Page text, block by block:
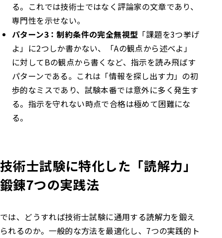
る。これでは技術士ではなく評論家の文章であり、
専門性を示せない。
パターン3：制約条件の完全無視型 「課題を3つ挙げ
よ」に2つしか書かない、「Aの観点から述べよ」
に対してBの観点から書くなど、指示を読み飛ばす
パターンである。これは「情報を探し出す力」の初
歩的なミスであり、試験本番では意外に多く発生す
る。指示を守れない時点で合格は極めて困難にな
る。
技術士試験に特化した「読解力」
鍛錬7つの実践法
では、どうすれば技術士試験に通用する読解力を鍛え
られるのか。一般的な方法を最適化し、7つの実践的ト